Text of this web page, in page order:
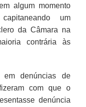
algum momento
um
da Câmara na
contrária às
em denúncias de
com que o
denúncia